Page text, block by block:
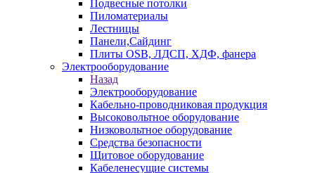
Подвесные потолки
Пиломатериалы
Лестницы
Панели,Сайдинг
Плиты OSB, ЛДСП, ХДФ, фанера
Электрооборудование
Назад
Электрооборудование
Кабельно-проводниковая продукция
Высоковольтное оборудование
Низковольтное оборудование
Средства безопасности
Щитовое оборудование
Кабеленесущие системы